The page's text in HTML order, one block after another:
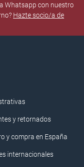
Whatsapp con nuestro
Hazte socio/a de
y retornados
y compra en España
internacionales